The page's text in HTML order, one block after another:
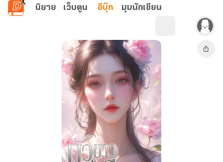
ข้ามไปยังเนื้อหาหลัก
นิยาย เว็บตูน อีบุ๊ก มุมนักเขียน